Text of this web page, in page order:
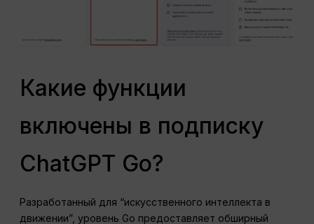
Какие функции
включены в подписку
ChatGPT Go?
Разработанный для “искусственного интеллекта в
движении”, уровень Go предоставляет обширный